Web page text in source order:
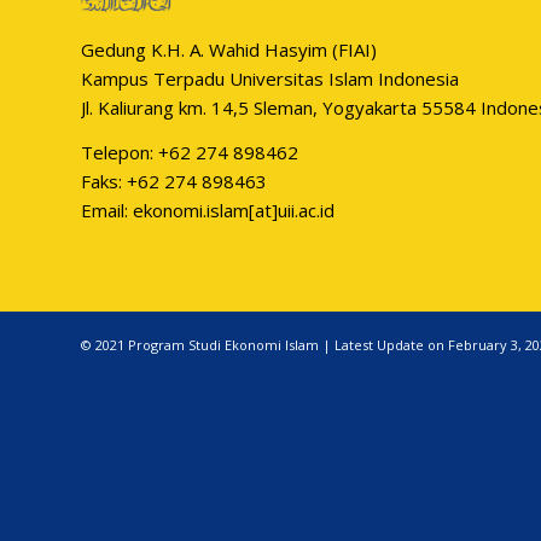
Gedung K.H. A. Wahid Hasyim (FIAI)
Kampus Terpadu Universitas Islam Indonesia
Jl. Kaliurang km. 14,5 Sleman, Yogyakarta 55584
Telepon: +62 274 898462
Faks: +62 274 898463
Email: ekonomi.islam[at]uii.ac.id
© 2021 Program Studi Ekonomi Islam | Latest Update on February 3,